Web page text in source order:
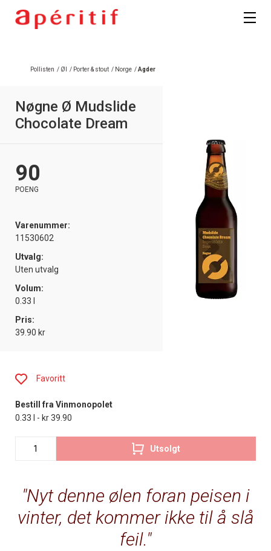
Pollisten / Øl / Porter & stout / Norge /Agder
Nøgne Ø Mudslide
Chocolate Dream
90
POENG
Varenummer:
11530602
Utvalg:
Uten utvalg
Volum:
0.33 l
Pris:
39.90 kr
Nyt denne ølen foran peisen i
vinter, det kommer ikke til å slå
feil.
Favoritt
Bestill fra Vinmonopolet
0.33 l - kr 39.90
Utsolgt